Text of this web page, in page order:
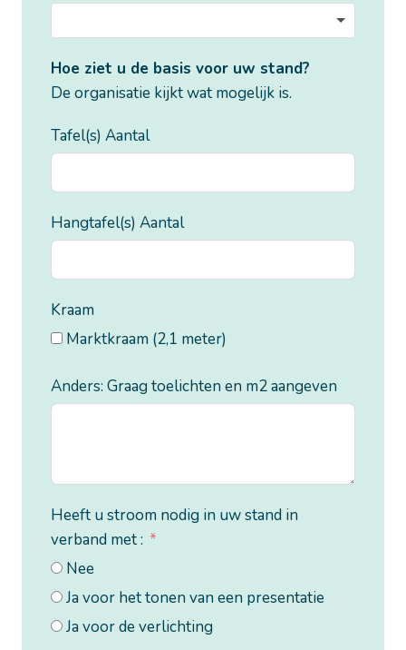
Hoe ziet u de basis voor uw stand?
De organisatie kijkt wat mogelijk is.
Tafel(s) Aantal
Hangtafel(s) Aantal
Kraam
Marktkraam (2,1 meter)
Anders: Graag toelichten en m2 aangeven
Heeft u stroom nodig in uw stand in
verband met :
Nee
Ja voor het tonen van een presentatie
Ja voor de verlichting